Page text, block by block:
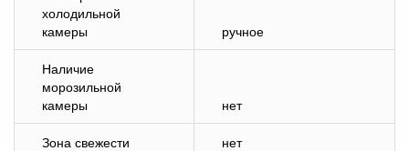
холодильной
камеры
ручное
Наличие
морозильной
камеры
нет
Зона свежести нет